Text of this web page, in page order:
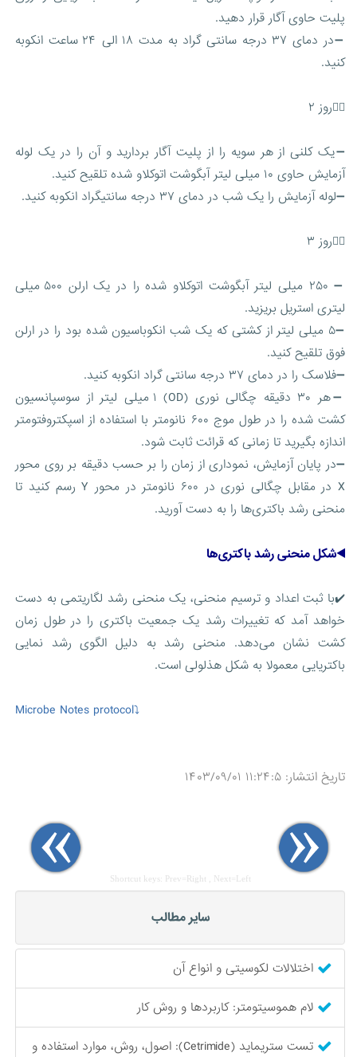
پلیت حاوی آگار قرار دهید.
➖در دمای ۳۷ درجه سانتی گراد به مدت ۱۸ الی ۲۴ ساعت انکوبه
کنید.
۲️⃣روز ۲
➖یک کلنی از هر سویه را از پلیت آگار بردارید و آن را در یک لوله
آزمایش حاوی ۱۰ میلی لیتر آبگوشت اتوکلاو شده تلقیح کنید.
➖لوله آزمایش را یک شب در دمای ۳۷ درجه سانتیگراد انکوبه کنید.
۳️⃣روز ۳
➖ ۲۵۰ میلی لیتر آبگوشت اتوکلاو شده را در یک ارلن ۵۰۰ میلی
لیتری استریل بریزید.
➖۵ میلی لیتر از کشتی که یک شب انکوباسیون شده بود را در ارلن
فوق تلقیح کنید.
➖فلاسک را در دمای ۳۷ درجه سانتی گراد انکوبه کنید.
➖هر ۳۰ دقیقه چگالی نوری (OD) ۱ میلی لیتر از سوسپانسیون
کشت شده را در طول موج ۶۰۰ نانومتر با استفاده از اسپکتروفتومتر
اندازه بگیرید تا زمانی که قرائت ثابت شود.
➖در پایان آزمایش، نموداری از زمان را بر حسب دقیقه بر روی محور
X در مقابل چگالی نوری در ۶۰۰ نانومتر در محور Y رسم کنید تا
منحنی رشد باکتری‌ها را به دست آورید.
◀️شکل منحنی رشد باکتری‌ها
✔️با ثبت اعداد و ترسیم منحنی، یک منحنی رشد لگاریتمی به دست
خواهد آمد که تغییرات رشد یک جمعیت باکتری را در طول زمان
کشت نشان می‌دهد. منحنی رشد به دلیل الگوی رشد نمایی
باکتریایی معمولا به شکل هذلولی است.
⤵️Microbe Notes protocol
تاریخ انتشار: ۱۱:۲۴:۵ ۱۴۰۳/۰۹/۰۱
Shortcut keys: Prev=Right , Next=Left
سایر مطالب
اختلالات لکوسیتی و انواع آن
لام هموسیتومتر: کاربردها و روش کار
تست ستریماید (Cetrimide): اصول، روش، موارد استفاده و